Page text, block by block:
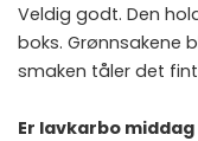
Veldig godt. Den
boks. Grønnsakene
smaken tåler det
Er lavkarbo